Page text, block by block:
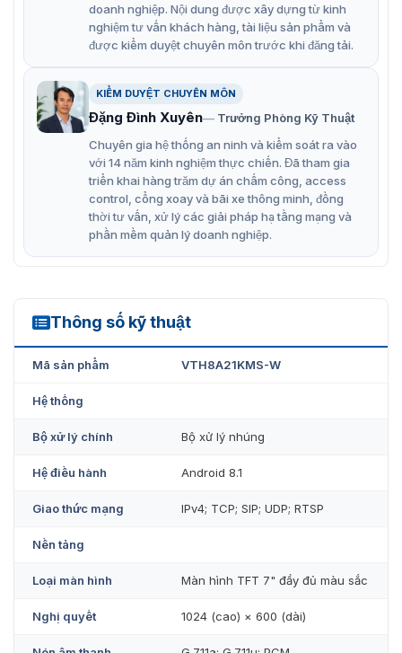
chiều dễ dàng và rõ ràng với người ở bên ngoài.
doanh nghiệp. Nội dung được xây dựng từ kinh
nghiệm tư vấn khách hàng, tài liệu sản phẩm và
được kiểm duyệt chuyên môn trước khi đăng tải.
KIỂM DUYỆT CHUYÊN MÔN
Đặng Đình Xuyên
Trưởng Phòng Kỹ Thuật
Chuyên gia hệ thống an ninh và kiểm soát ra vào
với 14 năm kinh nghiệm thực chiến. Đã tham gia
triển khai hàng trăm dự án chấm công, access
control, cổng xoay và bãi xe thông minh, đồng
thời tư vấn, xử lý các giải pháp hạ tầng mạng và
phần mềm quản lý doanh nghiệp.
Thông số kỹ thuật
VTH8A21KMS-W
Mã sản phẩm VTH8A21KMS-W
Hệ thống
Bộ xử lý chính Bộ xử lý nhúng
Hệ điều hành Android 8.1
Giao thức mạng IPv4; TCP; SIP; UDP; RTSP
Nền tảng
Loại màn hình Màn hình TFT 7" đầy đủ màu sắc
Nghị quyết 1024 (cao) × 600 (dài)